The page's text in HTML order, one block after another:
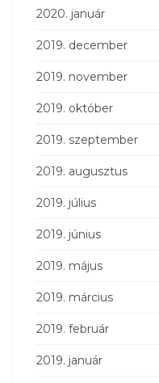
2020. január
2019. december
2019. november
2019. október
2019. szeptember
2019. augusztus
2019. július
2019. június
2019. május
2019. március
2019. február
2019. január